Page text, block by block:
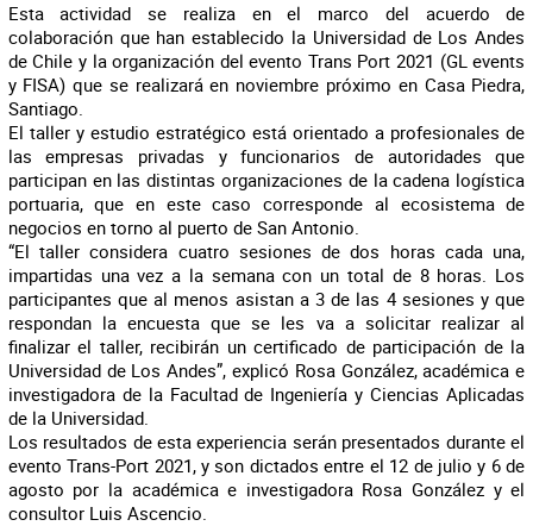
Esta actividad se realiza en el marco del acuerdo de
colaboración que han establecido la Universidad de Los Andes
de Chile y la organización del evento Trans Port 2021 (GL events
y FISA) que se realizará en noviembre próximo en Casa Piedra,
Santiago.
El taller y estudio estratégico está orientado a profesionales de
las empresas privadas y funcionarios de autoridades que
participan en las distintas organizaciones de la cadena logística
portuaria, que en este caso corresponde al ecosistema de
negocios en torno al puerto de San Antonio.
“El taller considera cuatro sesiones de dos horas cada una,
impartidas una vez a la semana con un total de 8 horas. Los
participantes que al menos asistan a 3 de las 4 sesiones y que
respondan la encuesta que se les va a solicitar realizar al
finalizar el taller, recibirán un certificado de participación de la
Universidad de Los Andes”, explicó Rosa González, académica e
investigadora de la Facultad de Ingeniería y Ciencias Aplicadas
de la Universidad.
Los resultados de esta experiencia serán presentados durante el
evento Trans-Port 2021, y son dictados entre el 12 de julio y 6 de
agosto por la académica e investigadora Rosa González y el
consultor Luis Ascencio.